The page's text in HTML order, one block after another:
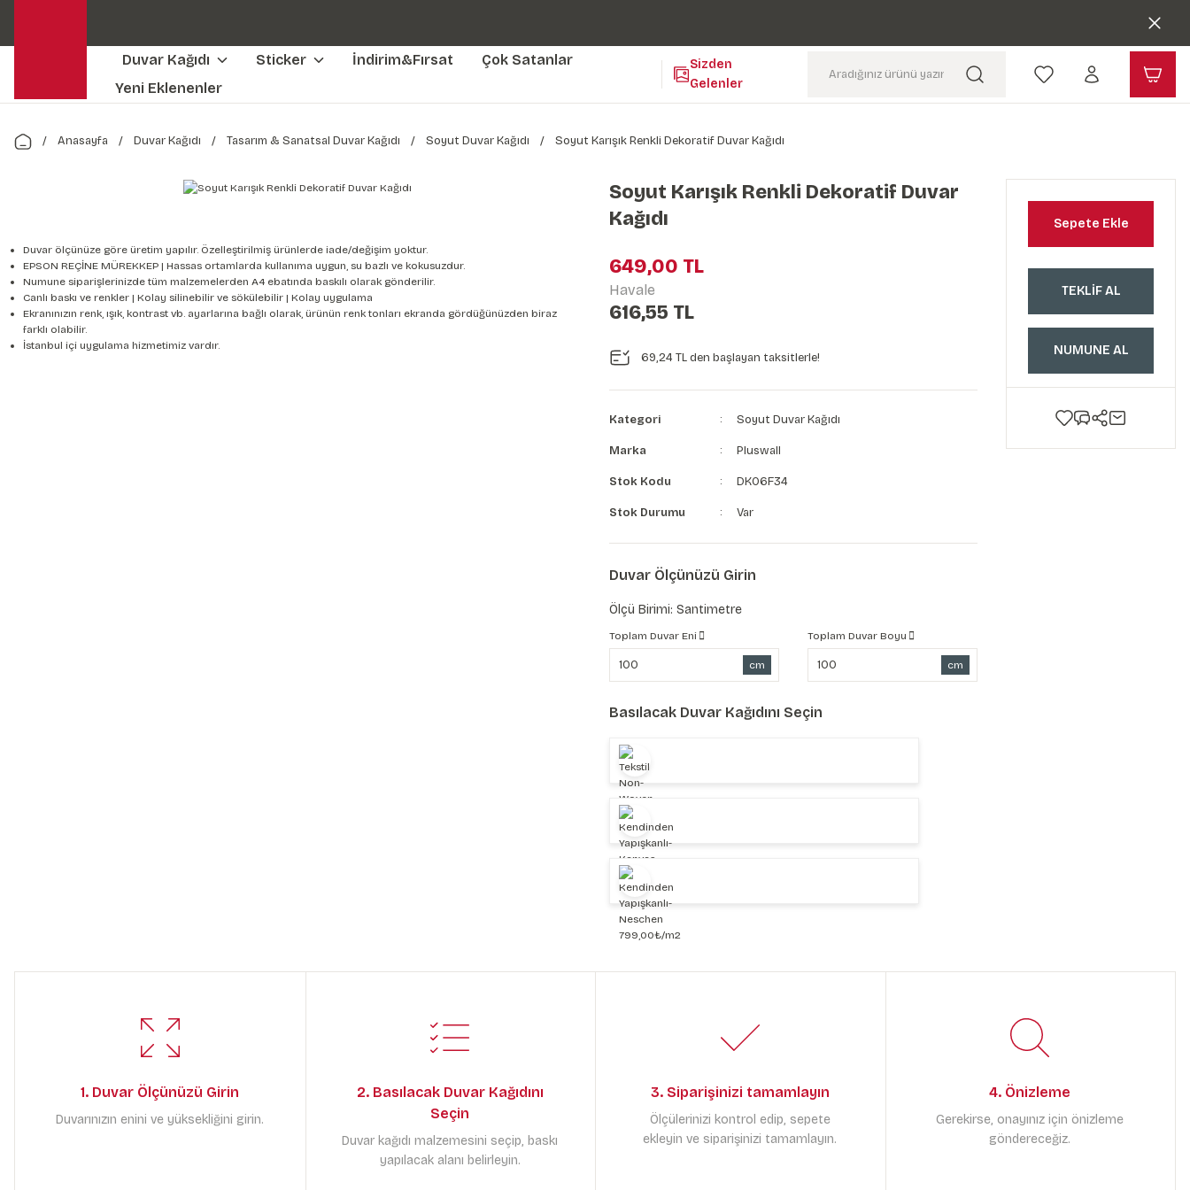
Kendinden Yapışkanlı Kolay Uygulanan Duvar Kağıtları😇
Duvar Kağıdı Sticker İndirim&Fırsat
Çok Satanlar
Yeni Eklenenler
Sizden
Gelenler
Anasayfa Duvar Kağıdı Tasarım & Sanatsal Duvar Kağıdı Soyut Duvar Kağıdı Soyut Karışık Renkli Dekoratif Duvar Kağıdı
Duvar ölçünüze göre üretim yapılır. Özelleştirilmiş ürünlerde iade/değişim yoktur.
EPSON REÇİNE MÜREKKEP | Hassas ortamlarda kullanıma uygun, su bazlı ve kokusuzdur.
Numune siparişlerinizde tüm malzemelerden A4 ebatında baskılı olarak gönderilir.
Canlı baskı ve renkler | Kolay silinebilir ve sökülebilir | Kolay uygulama
Ekranınızın renk, ışık, kontrast vb. ayarlarına bağlı olarak, ürünün renk tonları ekranda gördüğünüzden biraz
farklı olabilir.
İstanbul içi uygulama hizmetimiz vardır.
Soyut Karışık Renkli Dekoratif Duvar
Kağıdı
649,00 TL
Havale
616,55 TL
69,24 TL den başlayan taksitlerle!
Kategori Soyut Duvar Kağıdı
Marka Pluswall
Stok Kodu DK06F34
Stok Durumu Var
Duvar Ölçünüzü Girin
Ölçü Birimi: Santimetre
Toplam Duvar Eni
cm
Toplam Duvar Boyu
cm
Basılacak Duvar Kağıdını Seçin
Sepete Ekle
TEKLİF AL
NUMUNE AL
1. Duvar Ölçünüzü Girin
Duvarınızın enini ve yüksekliğini girin.
2. Basılacak Duvar Kağıdını
Seçin
Duvar kağıdı malzemesini seçip, baskı
yapılacak alanı belirleyin.
3. Siparişinizi tamamlayın
Ölçülerinizi kontrol edip, sepete
ekleyin ve siparişinizi tamamlayın.
4. Önizleme
Gerekirse, onayınız için önizleme
göndereceğiz.